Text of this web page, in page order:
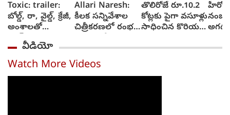
Toxic: trailer:
బోల్డ్, రా, వైల్డ్, క్రేజీ,
అంశాలతో
యష్..కియారా
అద్వానీ చిత్రం
టాక్సిక్: ట్రైలర్
Allari Naresh:
కీలక సన్నివేశాల
చిత్రీకరణలో రంభ
తొలిరోజే రూ.10.2
కోట్లకు పైగా వసూళ్లు
సాధించిన కొరియన్
హీరోకి
అగధ
రెడ్డి
వీడియో
Watch More Videos